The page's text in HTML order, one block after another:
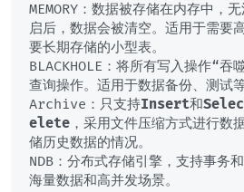
MEMORY：数据被存储在内存中，
启后，数据会被清空。适用于需要
要长期存储的小型表。
BLACKHOLE：将所有写入操作“吞
查询操作。适用于数据备份、测试等
Archive：只支持Insert和
elete ，采用文件压缩方式进行数
储历史数据的情况。
NDB：分布式存储引擎，支持事务